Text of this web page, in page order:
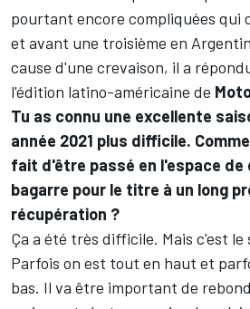
pourtant encore compliquées qui
et avant une troisième en
cause d'une crevaison, il a
l'édition latino-américaine de
Tu as connu une excellente
année 2021 plus difficile.
fait d'être passé en l'espace de
bagarre pour le titre à un long
récupération ?
Ça a été très difficile. Mais c'est le
Parfois on est tout en haut et
bas. Il va être important de